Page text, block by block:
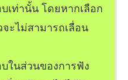
เท่านั้น โดยหากเลือก
ะไม่สามารถเลื่อน
ในส่วนของการฟัง